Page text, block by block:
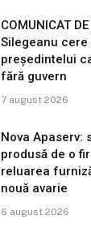
COMUNICAT
Silegeanu
președintelui
fără guvern
7 august 2026
Nova Apaserv:
produsă de o
reluarea
nouă avarie
6 august 2026